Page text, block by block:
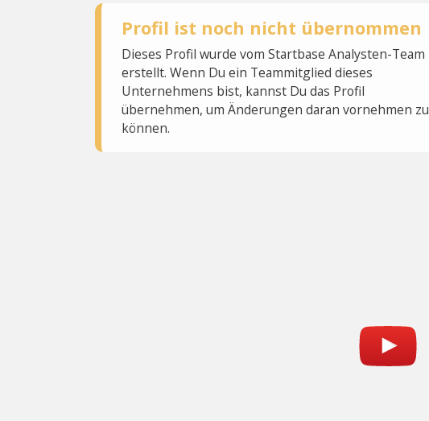
Profil ist noch nicht übernommen
Dieses Profil wurde vom Startbase Analysten-Team
erstellt. Wenn Du ein Teammitglied dieses
Unternehmens bist, kannst Du das Profil
übernehmen, um Änderungen daran vornehmen zu
können.